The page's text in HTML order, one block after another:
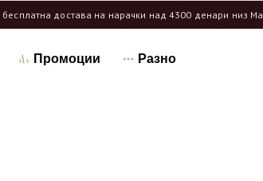
достава на нарачки над 4300 денари низ
Промоции Разно